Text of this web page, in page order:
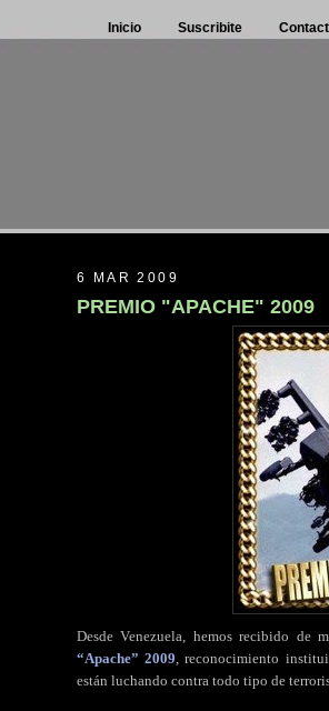
Inicio Suscribite
6 MAR 2009
PREMIO "APACHE" 2009
Desde Venezuela, hemos recibido de
“Apache” 2009, reconocimiento
están luchando contra todo tipo de